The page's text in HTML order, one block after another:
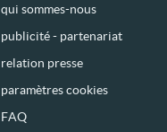
qui sommes-nous
publicité - partenariat
relation presse
paramètres cookies
FAQ